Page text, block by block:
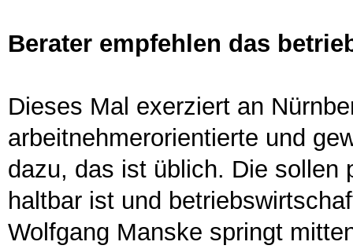
Berater empfehlen das
Dieses Mal exerziert an
arbeitnehmerorientierte und
dazu, das ist üblich. Die sollen
haltbar ist und
Wolfgang Manske springt